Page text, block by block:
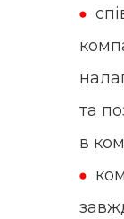
та
в